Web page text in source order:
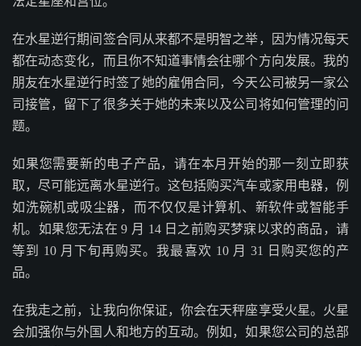
在水星逆行期间签合同从来都不是明智之举，因为情况每天
都在动态变化，而且你不知道事情会往哪个方向发展。我的
朋友在水星逆行时签了她的雇佣合同，今天公司被另一家公
司接管，留下了很多关于她的未来以及公司将如何管理的问
题。
如果您需要新的电子产品，请在本月开始的那一刻立即获
取，尽可能远离水星逆行。这包括购买汽车或家用电器，例
如洗碗机或吸尘器，而不仅仅是计算机、新软件或智能手
机。如果您无法在 9 月 14 日之前购买梦寐以求的商品，请
等到 10 月下旬再购买。我最喜欢 10 月 31 日购买您的产
品。
在我走之前，让我向你保证，你会在天秤座享受火星。火星
会加强你与外国人和地方的互动。例如，如果您公司的总部